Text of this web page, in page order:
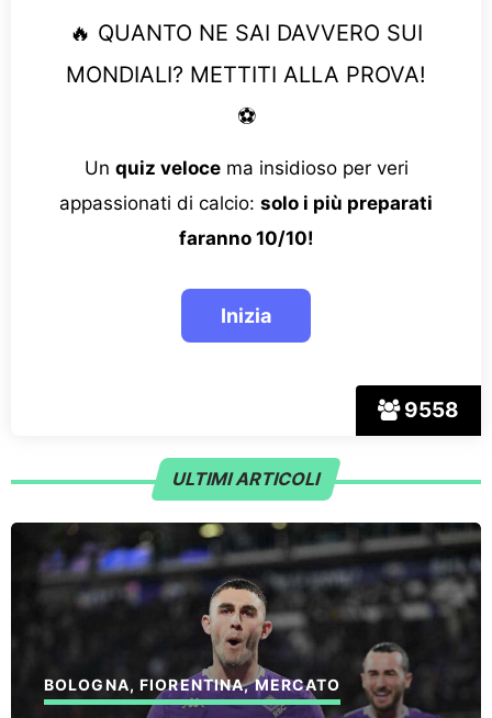
9558
🔥 QUANTO NE SAI DAVVERO SUI
MONDIALI? METTITI ALLA PROVA!
⚽
Un quiz velocema insidioso per veri
appassionati di calcio: solo i più preparati
faranno 10/10!
ULTIMI ARTICOLI
BOLOGNA,FIORENTINA,MERCATO